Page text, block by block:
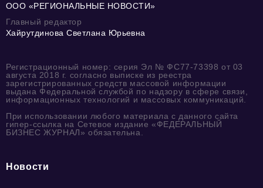
ООО «РЕГИОНАЛЬНЫЕ НОВОСТИ»
Главный редактор
Хайрутдинова Светлана Юрьевна
Регистрационный номер: серия Эл № ФС77-73398 от 03
августа 2018 г. согласно выписке из реестра
зарегистрированных средств массовой информации
выдана Федеральной службой по надзору в сфере связи,
информационных технологий и массовых коммуникаций.
При использовании любого материала с данного сайта
гипер-ссылка на Сетевое издание «ФЕДЕРАЛЬНЫЙ
БИЗНЕС ЖУРНАЛ» обязательна.
Новости